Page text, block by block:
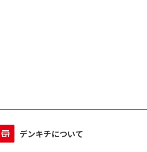
デンキチについて